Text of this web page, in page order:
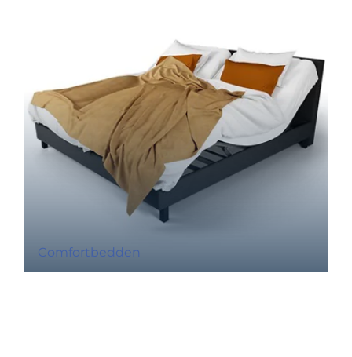
Comfortbedden